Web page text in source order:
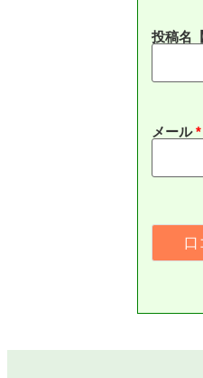
投稿名
メール*